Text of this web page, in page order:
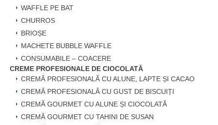
WAFFLE PE BAT
CHURROS
BRIOȘE
MACHETE BUBBLE WAFFLE
CONSUMABILE – COACERE
CREME PROFESIONALE DE CIOCOLATĂ
CREMĂ PROFESIONALĂ CU ALUNE, LAPTE ȘI CACAO
CREMĂ PROFESIONALĂ CU GUST DE BISCUIȚI
CREMĂ GOURMET CU ALUNE ȘI CIOCOLATĂ
CREMĂ GOURMET CU TAHINI DE SUSAN